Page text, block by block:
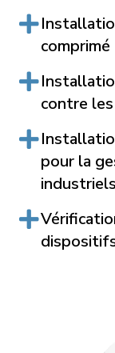
comprimé
contre
pour la
industriels